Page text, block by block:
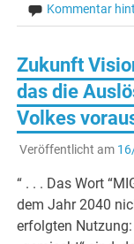
Kommentar
Zukunft
das die
Volkes
Veröffentlicht am
“ . . . Das Wort
dem Jahr 2040
erfolgten